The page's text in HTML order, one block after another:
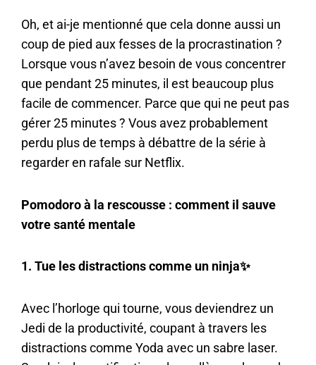
Oh, et ai-je mentionné que cela donne aussi un
coup de pied aux fesses de la procrastination ?
Lorsque vous n’avez besoin de vous concentrer
que pendant 25 minutes, il est beaucoup plus
facile de commencer. Parce que qui ne peut pas
gérer 25 minutes ? Vous avez probablement
perdu plus de temps à débattre de la série à
regarder en rafale sur Netflix.
Pomodoro à la rescousse : comment il sauve
votre santé mentale
1. Tue les distractions comme un ninja✨
Avec l’horloge qui tourne, vous deviendrez un
Jedi de la productivité, coupant à travers les
distractions comme Yoda avec un sabre laser.